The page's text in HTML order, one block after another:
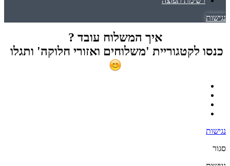
נגישות
איך המשלוח עובד ?
כנסו לקטגוריית 'משלוחים ואזורי חלוקה' ותגלו
נגישות
סגור